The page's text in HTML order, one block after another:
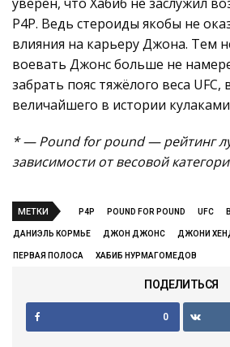
P4P. Ведь стероиды якобы не
влияния на карьеру Джона. Тем
воевать Джонс больше не
забрать пояс тяжёлого веса UFC,
величайшего в истории
* — Pound for pound — рейтинг
зависимости от весовой
МЕТКИ P4P POUND FOR POUND UFC
ДАНИЭЛЬ КОРМЬЕ ДЖОН ДЖОНС ДЖОНИ
ПЕРВАЯ ПОЛОСА ХАБИБ НУРМАГОМЕДОВ
ПОДЕЛИТЬСЯ
0